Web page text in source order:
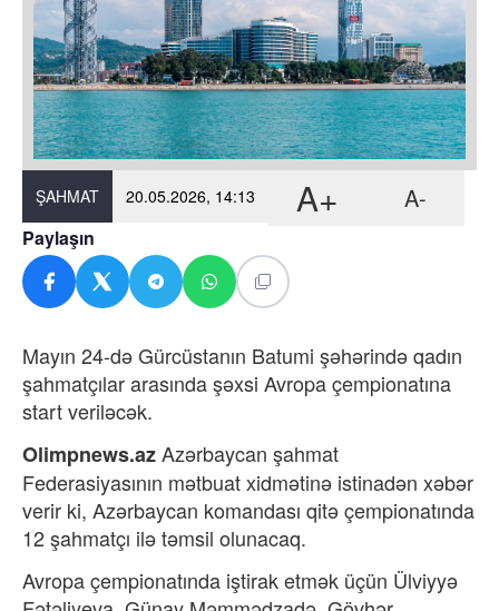
ŞAHMAT 20.05.2026, 14:13 A+ A-
Paylaşın
Mayın 24-də Gürcüstanın Batumi şəhərində qadın
şahmatçılar arasında şəxsi Avropa çempionatına
start veriləcək.
Olimpnews.azAzərbaycan şahmat
Federasiyasının mətbuat xidmətinə istinadən xəbər
verir ki, Azərbaycan komandası qitə çempionatında
12 şahmatçı ilə təmsil olunacaq.
Avropa çempionatında iştirak etmək üçün Ülviyyə